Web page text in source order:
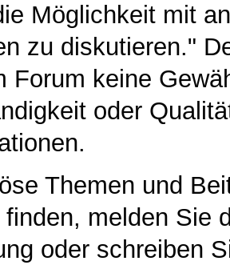
Möglichkeit mit
zu diskutieren."
Forum keine
oder
Themen und
melden Sie
oder schreiben